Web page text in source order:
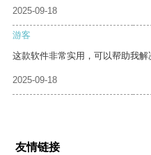
2025-09-18
游客
这款软件非常实用，可以帮助我解
2025-09-18
友情链接